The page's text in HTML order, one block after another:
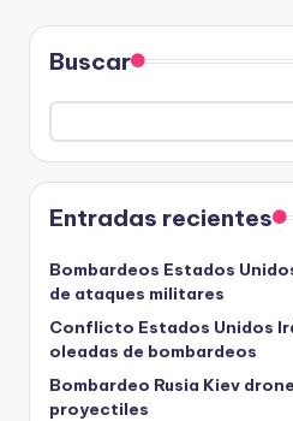
Buscar
Entradas recientes
Bombardeos Estados
de ataques militares
Conflicto Estados Unidos
oleadas de bombardeos
Bombardeo Rusia Kiev
proyectiles